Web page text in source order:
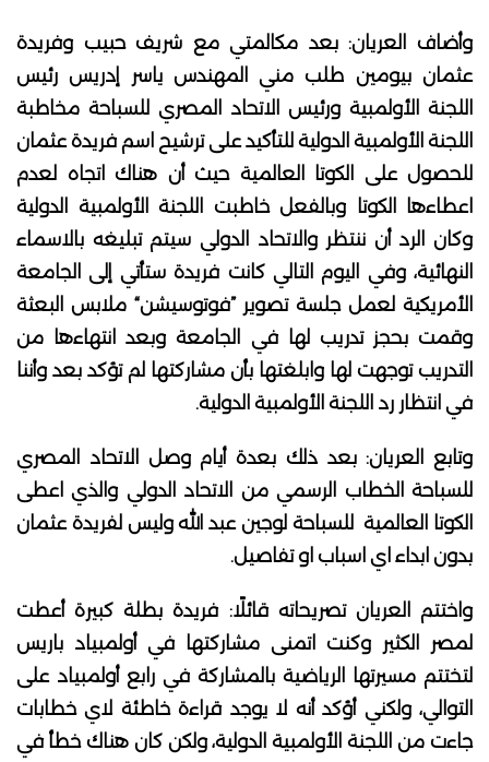
وأضاف العريان: بعد مكالمتي مع شريف حبيب وفريدة
عثمان بيومين طلب مني المهندس ياسر إدريس رئيس
اللجنة الأولمبية ورئيس الاتحاد المصري للسباحة مخاطبة
اللجنة الأولمبية الدولية للتأكيد على ترشيح اسم فريدة عثمان
للحصول على الكوتا العالمية حيث أن هناك اتجاه لعدم
اعطاءها الكوتا وبالفعل خاطبت اللجنة الأولمبية الدولية
وكان الرد أن ننتظر والاتحاد الدولي سيتم تبليغه بالاسماء
النهائية، وفي اليوم التالي كانت فريدة ستأتي إلى الجامعة
الأمريكية لعمل جلسة تصوير ”فوتوسيشن“ ملابس البعثة
وقمت بحجز تدريب لها في الجامعة وبعد انتهاءها من
التدريب توجهت لها وابلغتها بأن مشاركتها لم تؤكد بعد وأننا
في انتظار رد اللجنة الأولمبية الدولية.
وتابع العريان: بعد ذلك بعدة أيام وصل الاتحاد المصري
للسباحة الخطاب الرسمي من الاتحاد الدولي والذي اعطى
الكوتا العالمية للسباحة لوجين عبد الله وليس لفريدة عثمان
بدون ابداء اي اسباب او تفاصيل.
واختتم العريان تصريحاته قائلًا: فريدة بطلة كبيرة أعطت
لمصر الكثير وكنت اتمنى مشاركتها في أولمبياد باريس
لتختتم مسيرتها الرياضية بالمشاركة في رابع أولمبياد على
التوالي، ولكني أؤكد أنه لا يوجد قراءة خاطئة لاي خطابات
جاءت من اللجنة الأولمبية الدولية، ولكن كان هناك خطأ في